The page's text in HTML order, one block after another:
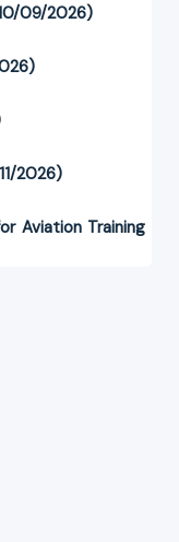
09/2026)
2026)
Aviation Training